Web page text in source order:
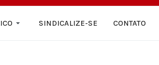
SINDICALIZE-SE CONTATO